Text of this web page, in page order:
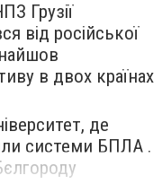
Грузії
від російської
в двох країнах
де
системи БПЛА .